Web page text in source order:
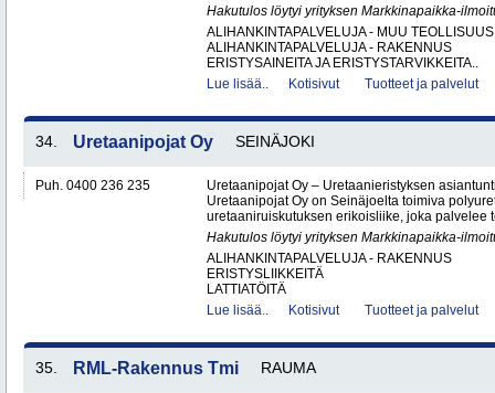
Hakutulos löytyi yrityksen Markkinapaikka-
ALIHANKINTAPALVELUJA - MUU TEOLLISUUS
ALIHANKINTAPALVELUJA - RAKENNUS
ERISTYSAINEITA JA ERISTYSTARVIKKEITA..
Lue lisää..
Kotisivut Tuotteet ja palvelut
34. Uretaanipojat Oy SEINÄJOKI
Puh. 0400 236 235
Uretaanipojat Oy – Uretaanieristyksen
Uretaanipojat Oy on Seinäjoelta toimiva
uretaaniruiskutuksen erikoisliike, joka palvelee
Hakutulos löytyi yrityksen Markkinapaikka-
ALIHANKINTAPALVELUJA - RAKENNUS
ERISTYSLIIKKEITÄ
LATTIATÖITÄ
Lue lisää..
Kotisivut Tuotteet ja palvelut
35. RML-Rakennus Tmi RAUMA